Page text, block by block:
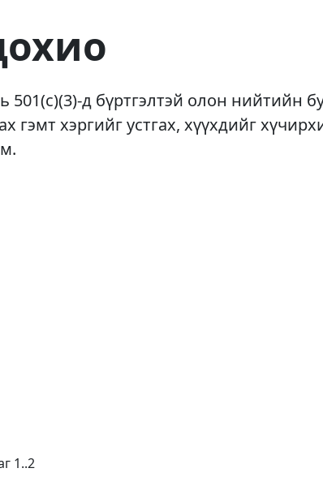
д бүртгэлтэй олон нийтийн
гэмт хэргийг устгах, хүүхдийг
1..2